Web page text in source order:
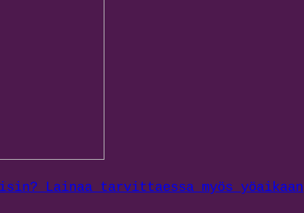
Lainaa tarvittaessa myös yöaikaan